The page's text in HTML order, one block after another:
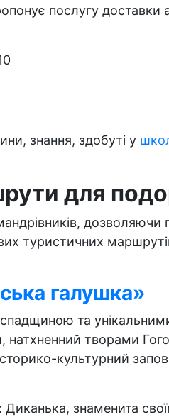
послугу доставки
знання, здобуті у
для
дозволяючи
туристичних
галушка»
та
натхненний творами
культурний
знаменита